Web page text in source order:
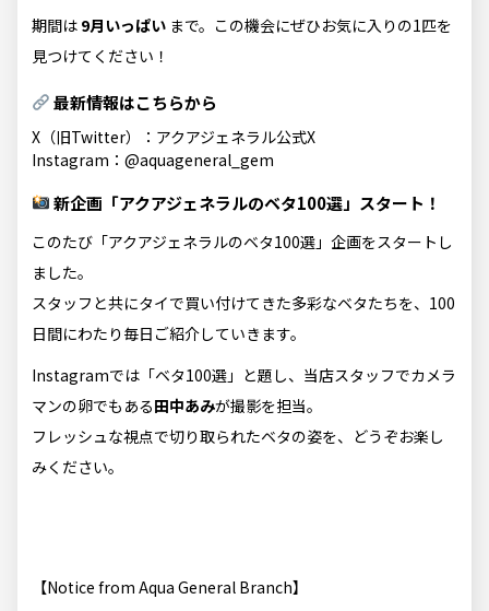
期間は 9月いっぱい まで。この機会にぜひお気に入りの1匹を
見つけてください！
最新情報はこちらから
X（旧Twitter）： アクアジェネラル公式X
Instagram： @aquageneral_gem
新企画「アクアジェネラルのベタ100選」スタート！
このたび「アクアジェネラルのベタ100選」企画をスタートし
ました。
スタッフと共にタイで買い付けてきた多彩なベタたちを、100
日間にわたり毎日ご紹介していきます。
Instagramでは「ベタ100選」と題し、当店スタッフでカメラ
マンの卵でもある田中あみが撮影を担当。
フレッシュな視点で切り取られたベタの姿を、どうぞお楽し
みください。
【Notice from Aqua General Branch】